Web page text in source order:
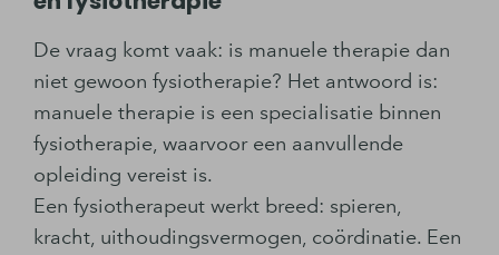
De vraag komt vaak: is manuele therapie dan
niet gewoon fysiotherapie? Het antwoord is:
manuele therapie is een specialisatie binnen
fysiotherapie, waarvoor een aanvullende
opleiding vereist is.
Een fysiotherapeut werkt breed: spieren,
kracht, uithoudingsvermogen, coördinatie. Een